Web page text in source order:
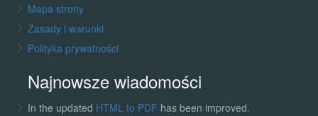
Mapa strony
Zasady i warunki
Polityka prywatności
Najnowsze wiadomości
In the updated HTML to PDF has been improved.